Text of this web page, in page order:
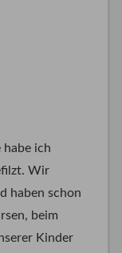
habe ich
Wir
haben schon
beim
Kinder